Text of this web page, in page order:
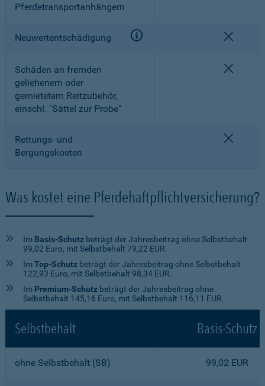
Pferdetransportanhängern
Neuwertentschädigung
Schäden an fremden
geliehenem oder
gemietetem Reitzubehör,
einschl. "Sättel zur Probe"
Rettungs- und
Bergungskosten
Was kostet eine Pferdehaftpflichtversicherung?
Im Basis-Schutz beträgt der Jahresbeitrag ohne Selbstbehalt
99,02 Euro, mit Selbstbehalt 79,22 EUR.
ImTop-Schutz beträgt der Jahresbeitrag ohne Selbstbehalt
122,93 Euro, mit Selbstbehalt 98,34 EUR.
Im Premium-Schutz beträgt der Jahresbeitrag ohne
Selbstbehalt 145,16 Euro, mit Selbstbehalt 116,11 EUR.
Selbstbehalt Basis-Schutz
ohne Selbstbehalt (SB) 99,02 EUR